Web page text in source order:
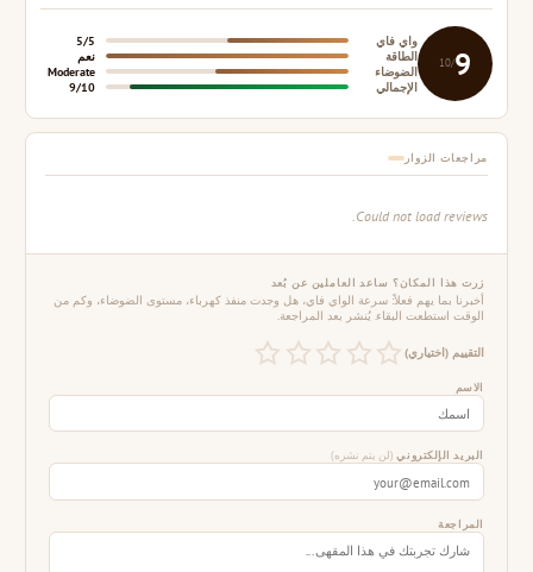
9
/10
واي فاي
5/5
الطاقة
نعم
الضوضاء
Moderate
الإجمالي
9/10
مراجعات الزوار
Could not load reviews.
زرت هذا المكان؟ ساعد العاملين عن بُعد
أخبرنا بما يهم فعلاً: سرعة الواي فاي، هل وجدت منفذ كهرباء، مستوى الضوضاء، وكم من
الوقت استطعت البقاء. يُنشر بعد المراجعة.
التقييم (اختياري)
الاسم
البريد الإلكتروني (لن يتم نشره)
المراجعة